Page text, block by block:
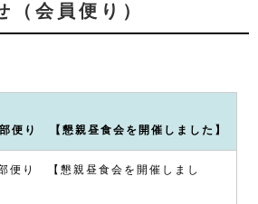
（会員便り）
便り 【懇親昼食会を開催しました】
便り 【懇親昼食会を開催しまし